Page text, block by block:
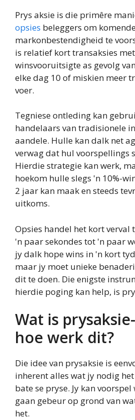
Prys aksie is die primêre
opsies beleggers om
markonbestendigheid te
is relatief kort transaksies
winsvooruitsigte as gevolg
elke dag 10 of miskien meer
voer.
Tegniese ontleding kan
handelaars van tradisionele
aandele. Hulle kan dalk net
verwag dat hul voorspellings
Hierdie strategie kan werk,
hoekom hulle slegs 'n 10%-
2 jaar kan maak en steeds
uitkoms.
Opsies handel het kort verval
'n paar sekondes tot 'n paar
jy dalk hope wins in 'n kort
maar jy moet unieke
dit te doen. Die enigste
hierdie poging kan help, is
Wat is
hoe werk dit?
Die idee van prysaksie is
inherent alles wat jy nodig
bate se pryse. Jy kan
gaan gebeur op grond van
het.